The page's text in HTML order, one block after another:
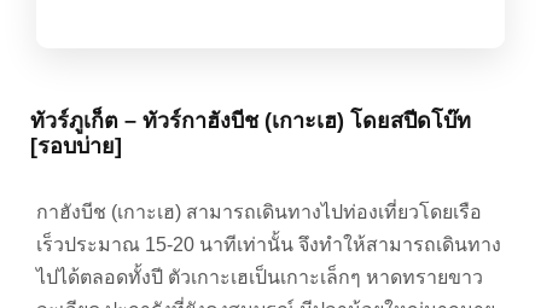
ทัวร์ภูเก็ต – ทัวร์กาฮังบีช (เกาะเฮ) โดยสปีดโบ๊ท
[รอบบ่าย]
กาฮังบีช (เกาะเฮ) สามารถเดินทางไปท่องเที่ยวโดยเรือ
เร็วประมาณ 15-20 นาทีเท่านั้น จึงทำให้สามารถเดินทาง
ไปได้ตลอดทั้งปี ตัวเกาะเฮเป็นเกาะเล็กๆ หาดทรายขาว